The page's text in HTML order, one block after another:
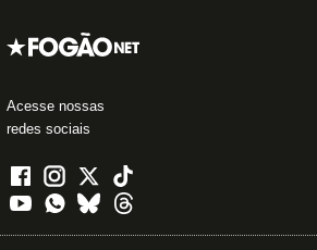
Acesse nossas
redes sociais